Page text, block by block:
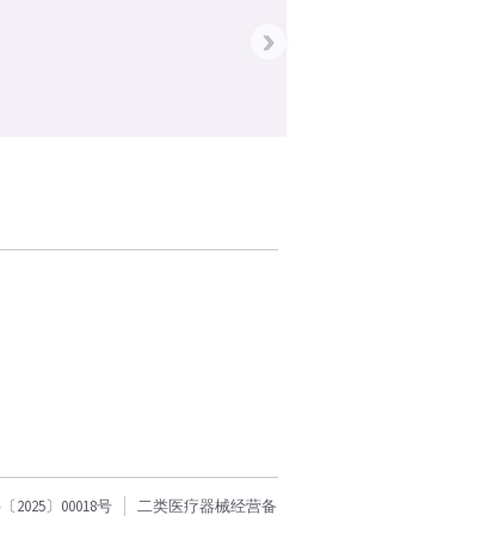
›
2025〕00018号
二类医疗器械经营备